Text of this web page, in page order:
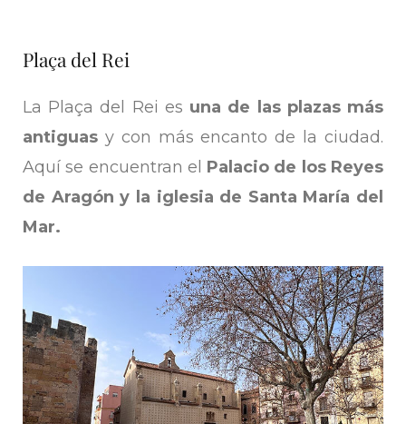
Plaça del Rei
La Plaça del Rei es una de las plazas más
antiguas y con más encanto de la ciudad.
Aquí se encuentran el Palacio de los Reyes
de Aragón y la iglesia de Santa María del
Mar.